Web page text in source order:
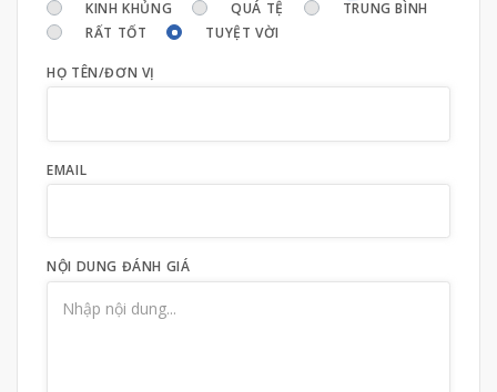
KINH KHỦNG QUÁ TỆ
TRUNG BÌNH
RẤT TỐT
TUYỆT VỜI
HỌ TÊN/ĐƠN VỊ
EMAIL
NỘI DUNG ĐÁNH GIÁ